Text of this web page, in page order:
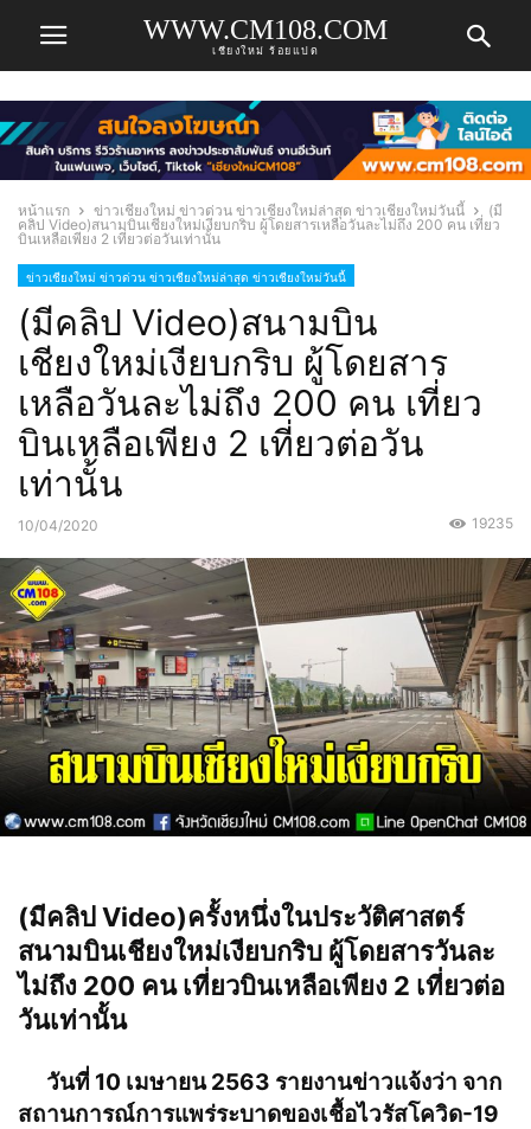
WWW.CM108.COM
เชียงใหม่ ร้อยแปด
หน้าแรก ข่าวเชียงใหม่ ข่าวด่วน ข่าวเชียงใหม่ล่าสุด ข่าวเชียงใหม่วันนี้
(มี
คลิป Video)สนามบินเชียงใหม่เงียบกริบ ผู้โดยสารเหลือวันละไม่ถึง 200 คน เที่ยว
บินเหลือเพียง 2 เที่ยวต่อวันเท่านั้น
ข่าวเชียงใหม่ ข่าวด่วน ข่าวเชียงใหม่ล่าสุด ข่าวเชียงใหม่วันนี้
(มีคลิป Video)สนามบิน
เชียงใหม่เงียบกริบ ผู้โดยสาร
เหลือวันละไม่ถึง 200 คน เที่ยว
บินเหลือเพียง 2 เที่ยวต่อวัน
เท่านั้น
10/04/2020 19235
(มีคลิป Video)ครั้งหนึ่งในประวัติศาสตร์
สนามบินเชียงใหม่เงียบกริบ ผู้โดยสารวันละ
ไม่ถึง 200 คน เที่ยวบินเหลือเพียง 2 เที่ยวต่อ
วันเท่านั้น
วันที่ 10 เมษายน 2563 รายงานข่าวแจ้งว่า จาก
สถานการณ์การแพร่ระบาดของเชื้อไวรัสโควิด-19